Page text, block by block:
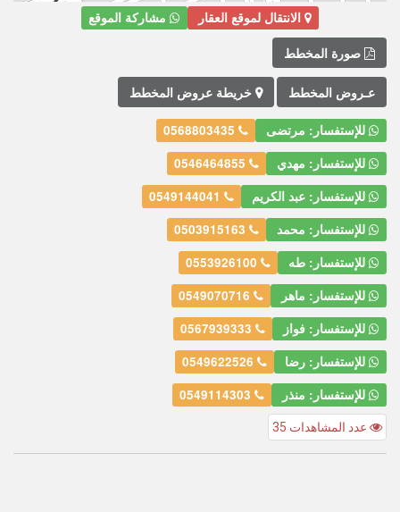
الانتقال لموقع العقار مشاركة الموقع
صورة المخطط
عـروض المخطط خريطة عروض المخطط
للإستفسار: مرتضى
للإستفسار: مهدي
للإستفسار: عبد الكريم
للإستفسار: محمد
للإستفسار: طه
للإستفسار: ماهر
للإستفسار: فواز
للإستفسار: رضا
للإستفسار: منذر
عدد المشاهدات 35